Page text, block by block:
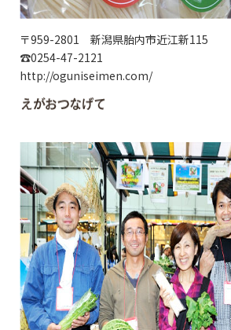
〒959-2801 新潟県胎内市近江新115
☎0254-47-2121
http://oguniseimen.com/